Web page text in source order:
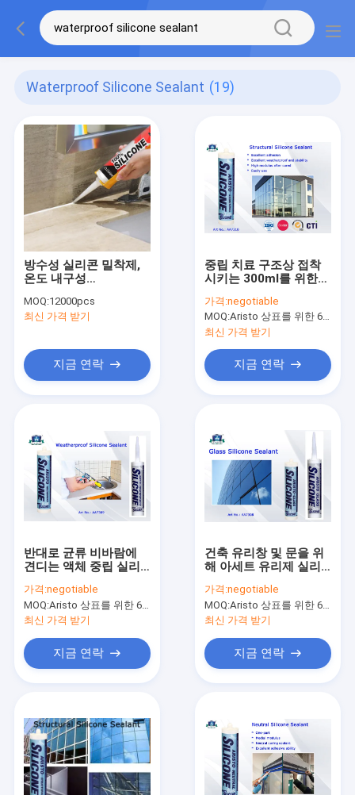
Waterproof Silicone Sealant (19)
방수성 실리콘 밀착제,
온도 내구성
구성
MOQ:12000pcs
최신 가격 받기
지금 연락
중립 치료 구조상 접착
시키는 300ml를 위한
콘 실란트
가격:negotiable
MOQ:Aristo 상표를 위한 6000pcs, 고객 상표를 위한 15000pcs
최신 가격 받기
지금 연락
반대로 균류 비바람에
견디는 액체 중립 실리
공
가격:negotiable
MOQ:Aristo 상표를 위한 6000pcs, 고객 상표를 위한 15000pcs
최신 가격 받기
지금 연락
건축 유리창 및 문을 위
해 아세트 유리제 실리
가격:negotiable
MOQ:Aristo 상표를 위한 6000pcs, 고객 상표를 위한 15000pcs
최신 가격 받기
지금 연락